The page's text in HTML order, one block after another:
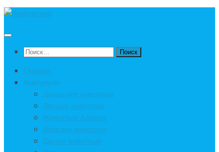
Под
Найти:
Главная
Амигуруми
Домашние животные
Лесные животные
Животные Африка
Морские животные
Другие животные